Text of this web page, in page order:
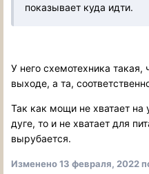
показывает куда идти.
У него схемотехника такая,
выходе, а та,
Так как мощи не хватает
дуге, то и не хватает для
вырубается.
Изменено13 февраля, 2022